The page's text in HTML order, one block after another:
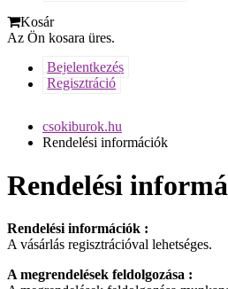
Kosár
Az Ön kosara üres.
Bejelentkezés
Regisztráció
csokiburok.hu
Rendelési információk
Rendelési
Rendelési információk :
A vásárlás regisztrációval lehetséges.
A megrendelések feldolgozása :